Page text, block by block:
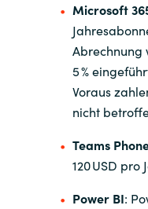
Microsoft
Abrechnung
5 %
Voraus
nicht
Teams
120 USD pro
Power BI: